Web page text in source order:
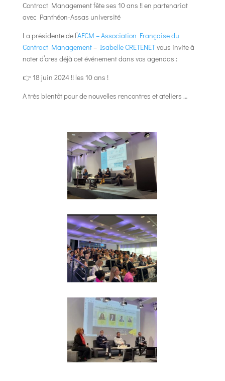
Contract Management fête ses 10 ans !! en partenariat
avec Panthéon-Assas université
La présidente de l’AFCM – Association Française du
Contract Management– Isabelle CRETENETvous invite à
noter d’ores déjà cet événement dans vos agendas :
👉 18 juin 2024 !! les 10 ans !
A très bientôt pour de nouvelles rencontres et ateliers …